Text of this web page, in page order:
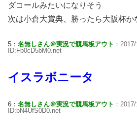
ダコールみたいになりそう
次は小倉大賞典、勝ったら大阪杯か
5： 名無しさん＠実況で競馬板アウト ：
ID:Fb0cD5bM0.net
イスラボニータ
6： 名無しさん＠実況で競馬板アウト ：
ID:bN4UfS0D0.net